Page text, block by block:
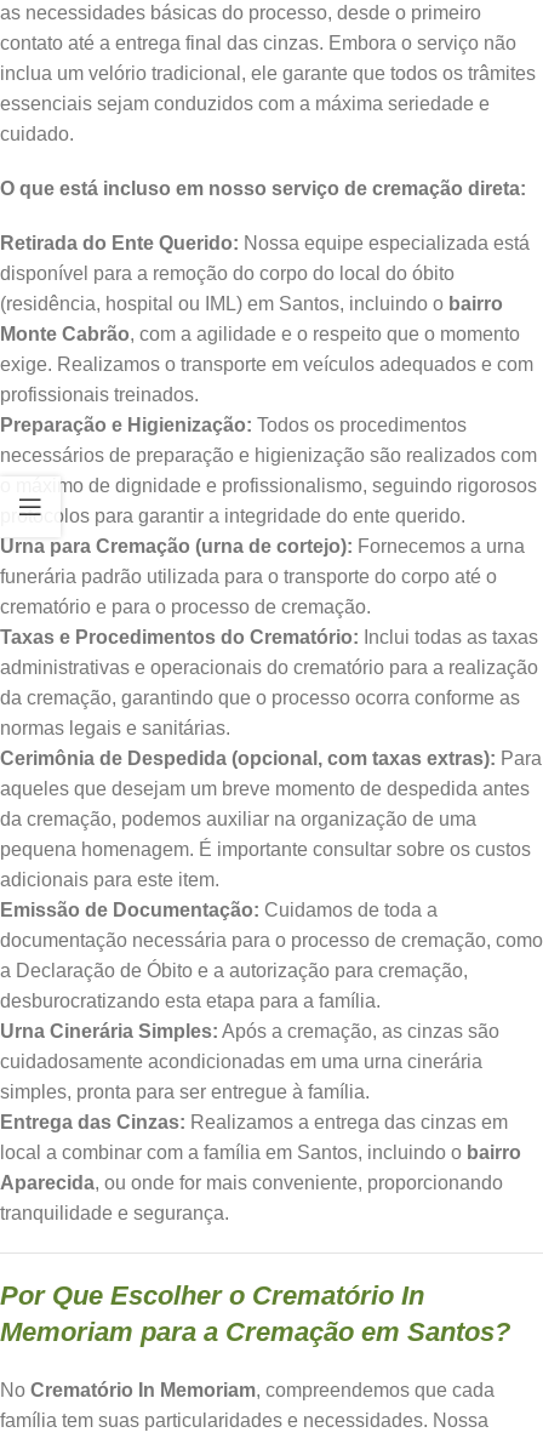
as necessidades básicas do processo, desde o primeiro
contato até a entrega final das cinzas. Embora o serviço não
inclua um velório tradicional, ele garante que todos os trâmites
essenciais sejam conduzidos com a máxima seriedade e
cuidado.
O que está incluso em nosso serviço de cremação direta:
Retirada do Ente Querido: Nossa equipe especializada está
disponível para a remoção do corpo do local do óbito
(residência, hospital ou IML) em Santos, incluindo o bairro
Monte Cabrão, com a agilidade e o respeito que o momento
exige. Realizamos o transporte em veículos adequados e com
profissionais treinados.
Preparação e Higienização: Todos os procedimentos
necessários de preparação e higienização são realizados com
o máximo de dignidade e profissionalismo, seguindo rigorosos
protocolos para garantir a integridade do ente querido.
Urna para Cremação (urna de cortejo): Fornecemos a urna
funerária padrão utilizada para o transporte do corpo até o
crematório e para o processo de cremação.
Taxas e Procedimentos do Crematório: Inclui todas as taxas
administrativas e operacionais do crematório para a realização
da cremação, garantindo que o processo ocorra conforme as
normas legais e sanitárias.
Cerimônia de Despedida (opcional, com taxas extras): Para
aqueles que desejam um breve momento de despedida antes
da cremação, podemos auxiliar na organização de uma
pequena homenagem. É importante consultar sobre os custos
adicionais para este item.
Emissão de Documentação: Cuidamos de toda a
documentação necessária para o processo de cremação, como
a Declaração de Óbito e a autorização para cremação,
desburocratizando esta etapa para a família.
Urna Cinerária Simples: Após a cremação, as cinzas são
cuidadosamente acondicionadas em uma urna cinerária
simples, pronta para ser entregue à família.
Entrega das Cinzas: Realizamos a entrega das cinzas em
local a combinar com a família em Santos, incluindo o bairro
Aparecida, ou onde for mais conveniente, proporcionando
tranquilidade e segurança.
Por Que Escolher o Crematório In
Memoriam para a Cremação em Santos?
No Crematório In Memoriam, compreendemos que cada
família tem suas particularidades e necessidades. Nossa